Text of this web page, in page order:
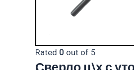
Rated 0 out of 5
Сверло ц\х с